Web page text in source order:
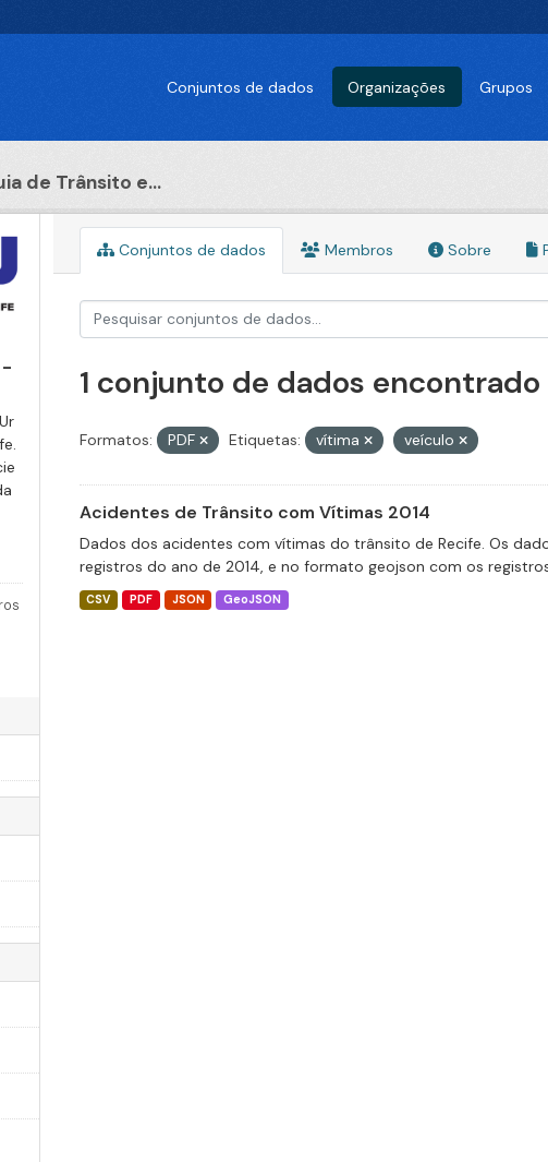
Conjuntos de dados Organizações Grupos
de Trânsito e...
Conjuntos de dados Membros Sobre
1 conjunto de dados encontrado
Formatos: PDF Etiquetas: vítima veículo
Acidentes de Trânsito com Vítimas 2014
Dados dos acidentes com vítimas do trânsito de Recife. Os
registros do ano de 2014, e no formato geojson com os
CSV PDF JSON GeoJSON